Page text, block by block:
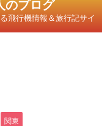
のプログ
飛行機情報＆旅行記サイ
関東